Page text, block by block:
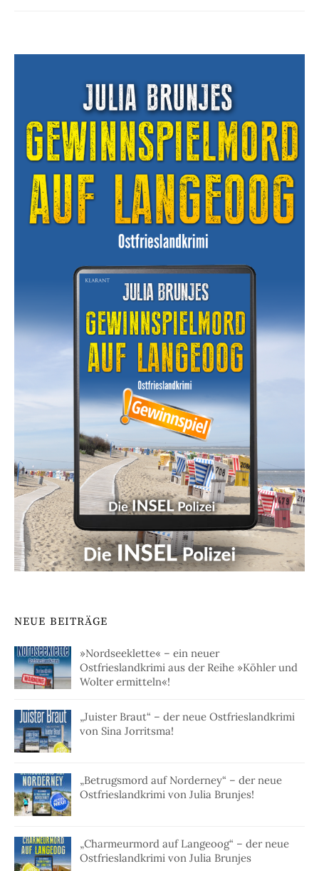
NEUE BEITRÄGE
»Nordseeklette« – ein neuer
Ostfrieslandkrimi aus der Reihe »Köhler und
Wolter ermitteln«!
„Juister Braut“ – der neue Ostfrieslandkrimi
von Sina Jorritsma!
„Betrugsmord auf Norderney“ – der neue
Ostfrieslandkrimi von Julia Brunjes!
„Charmeurmord auf Langeoog“ – der neue
Ostfrieslandkrimi von Julia Brunjes